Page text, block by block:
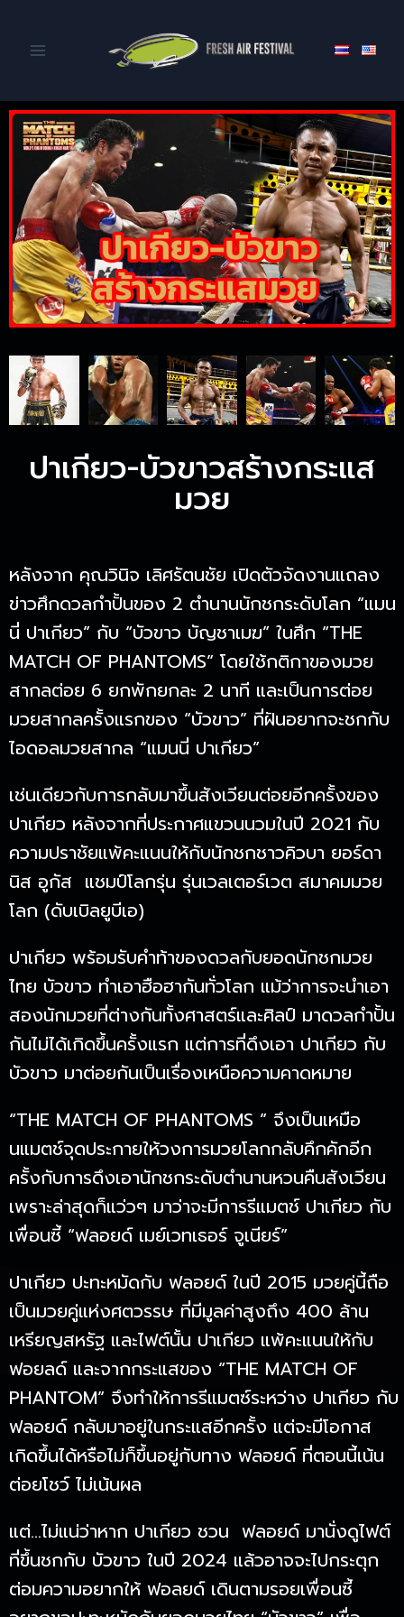
ปาเกียว-บัวขาวสร้างกระแส
มวย
หลังจาก คุณวินิจ เลิศรัตนชัย เปิดตัวจัดงานแถลง
ข่าวศึกดวลกำปั้นของ 2 ตำนานนักชกระดับโลก “แมน
นี่ ปาเกียว” กับ “บัวขาว บัญชาเมฆ” ในศึก “THE
MATCH OF PHANTOMS” โดยใช้กติกาของมวย
สากลต่อย 6 ยกพักยกละ 2 นาที และเป็นการต่อย
มวยสากลครั้งแรกของ “บัวขาว” ที่ฝันอยากจะชกกับ
ไอดอลมวยสากล “แมนนี่ ปาเกียว”
เช่นเดียวกับการกลับมาขึ้นสังเวียนต่อยอีกครั้งของ
ปาเกียว หลังจากที่ประกาศแขวนนวมในปี 2021 กับ
ความปราชัยแพ้คะแนนให้กับนักชกชาวคิวบา ยอร์ดา
นิส อูกัส แชมป์โลกรุ่น รุ่นเวลเตอร์เวต สมาคมมวย
โลก (ดับเบิลยูบีเอ)
ปาเกียว พร้อมรับคำท้าของดวลกับยอดนักชกมวย
ไทย บัวขาว ทำเอาฮือฮากันทั่วโลก แม้ว่าการจะนำเอา
สองนักมวยที่ต่างกันทั้งศาสตร์และศิลป์ มาดวลกำปั้น
กันไม่ได้เกิดขึ้นครั้งแรก แต่การที่ดึงเอา ปาเกียว กับ
บัวขาว มาต่อยกันเป็นเรื่องเหนือความคาดหมาย
“THE MATCH OF PHANTOMS ” จึงเป็นเหมือ
นแมตช์จุดประกายให้วงการมวยโลกกลับคึกคักอีก
ครั้งกับการดึงเอานักชกระดับตำนานหวนคืนสังเวียน
เพราะล่าสุดก็แว่วๆ มาว่าจะมีการรีแมตช์ ปาเกียว กับ
เพื่อนซี้ “ฟลอยด์ เมย์เวทเธอร์ จูเนียร์”
ปาเกียว ปะทะหมัดกับ ฟลอยด์ ในปี 2015 มวยคู่นี้ถือ
เป็นมวยคู่แห่งศตวรรษ ที่มีมูลค่าสูงถึง 400 ล้าน
เหรียญสหรัฐ และไฟต์นั้น ปาเกียว แพ้คะแนนให้กับ
ฟอยลด์ และจากกระแสของ “THE MATCH OF
PHANTOM” จึงทำให้การรีแมตซ์ระหว่าง ปาเกียว กับ
ฟลอยด์ กลับมาอยู่ในกระแสอีกครั้ง แต่จะมีโอกาส
เกิดขึ้นได้หรือไม่ก็ขึ้นอยู่กับทาง ฟลอยด์ ที่ตอนนี้เน้น
ต่อยโชว์ ไม่เน้นผล
แต่…ไม่แน่ว่าหาก ปาเกียว ชวน ฟลอยด์ มานั่งดูไฟต์
ที่ขึ้นชกกับ บัวขาว ในปี 2024 แล้วอาจจะไปกระตุก
ต่อมความอยากให้ ฟอลยด์ เดินตามรอยเพื่อนซี้